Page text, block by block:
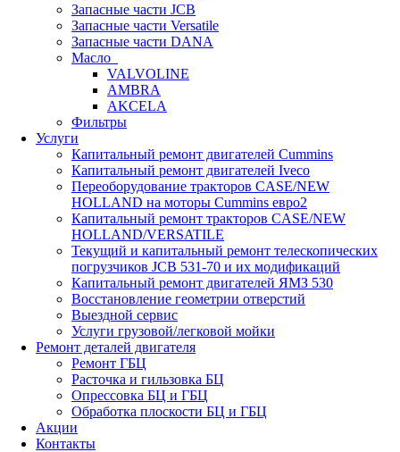
Запасные части JCB
Запасные части Versatile
Запасные части DANA
Масло
VALVOLINE
AMBRA
AKCELA
Фильтры
Услуги
Капитальный ремонт двигателей Cummins
Капитальный ремонт двигателей Iveco
Переоборудование тракторов CASE/NEW
HOLLAND на моторы Cummins евро2
Капитальный ремонт тракторов CASE/NEW
HOLLAND/VERSATILE
Текущий и капитальный ремонт телескопических
погрузчиков JCB 531-70 и их модификаций
Капитальный ремонт двигателей ЯМЗ 530
Восстановление геометрии отверстий
Выездной сервис
Услуги грузовой/легковой мойки
Ремонт деталей двигателя
Ремонт ГБЦ
Расточка и гильзовка БЦ
Опрессовка БЦ и ГБЦ
Обработка плоскости БЦ и ГБЦ
Акции
Контакты